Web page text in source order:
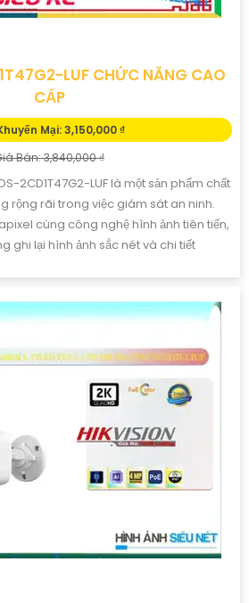
LUF CHỨC NĂNG CAO
CẤP
Mại: 3,150,000 ₫
Bán: 3,840,000 ₫
2CD1T47G2-LUF là một sản phẩm chất
rộng rãi trong việc giám sát an ninh.
cùng công nghệ hình ảnh tiên tiến,
ghi lại hình ảnh sắc nét và chi tiết